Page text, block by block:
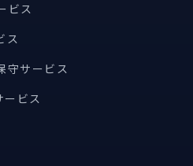
ビス
ス
守サービス
ビス